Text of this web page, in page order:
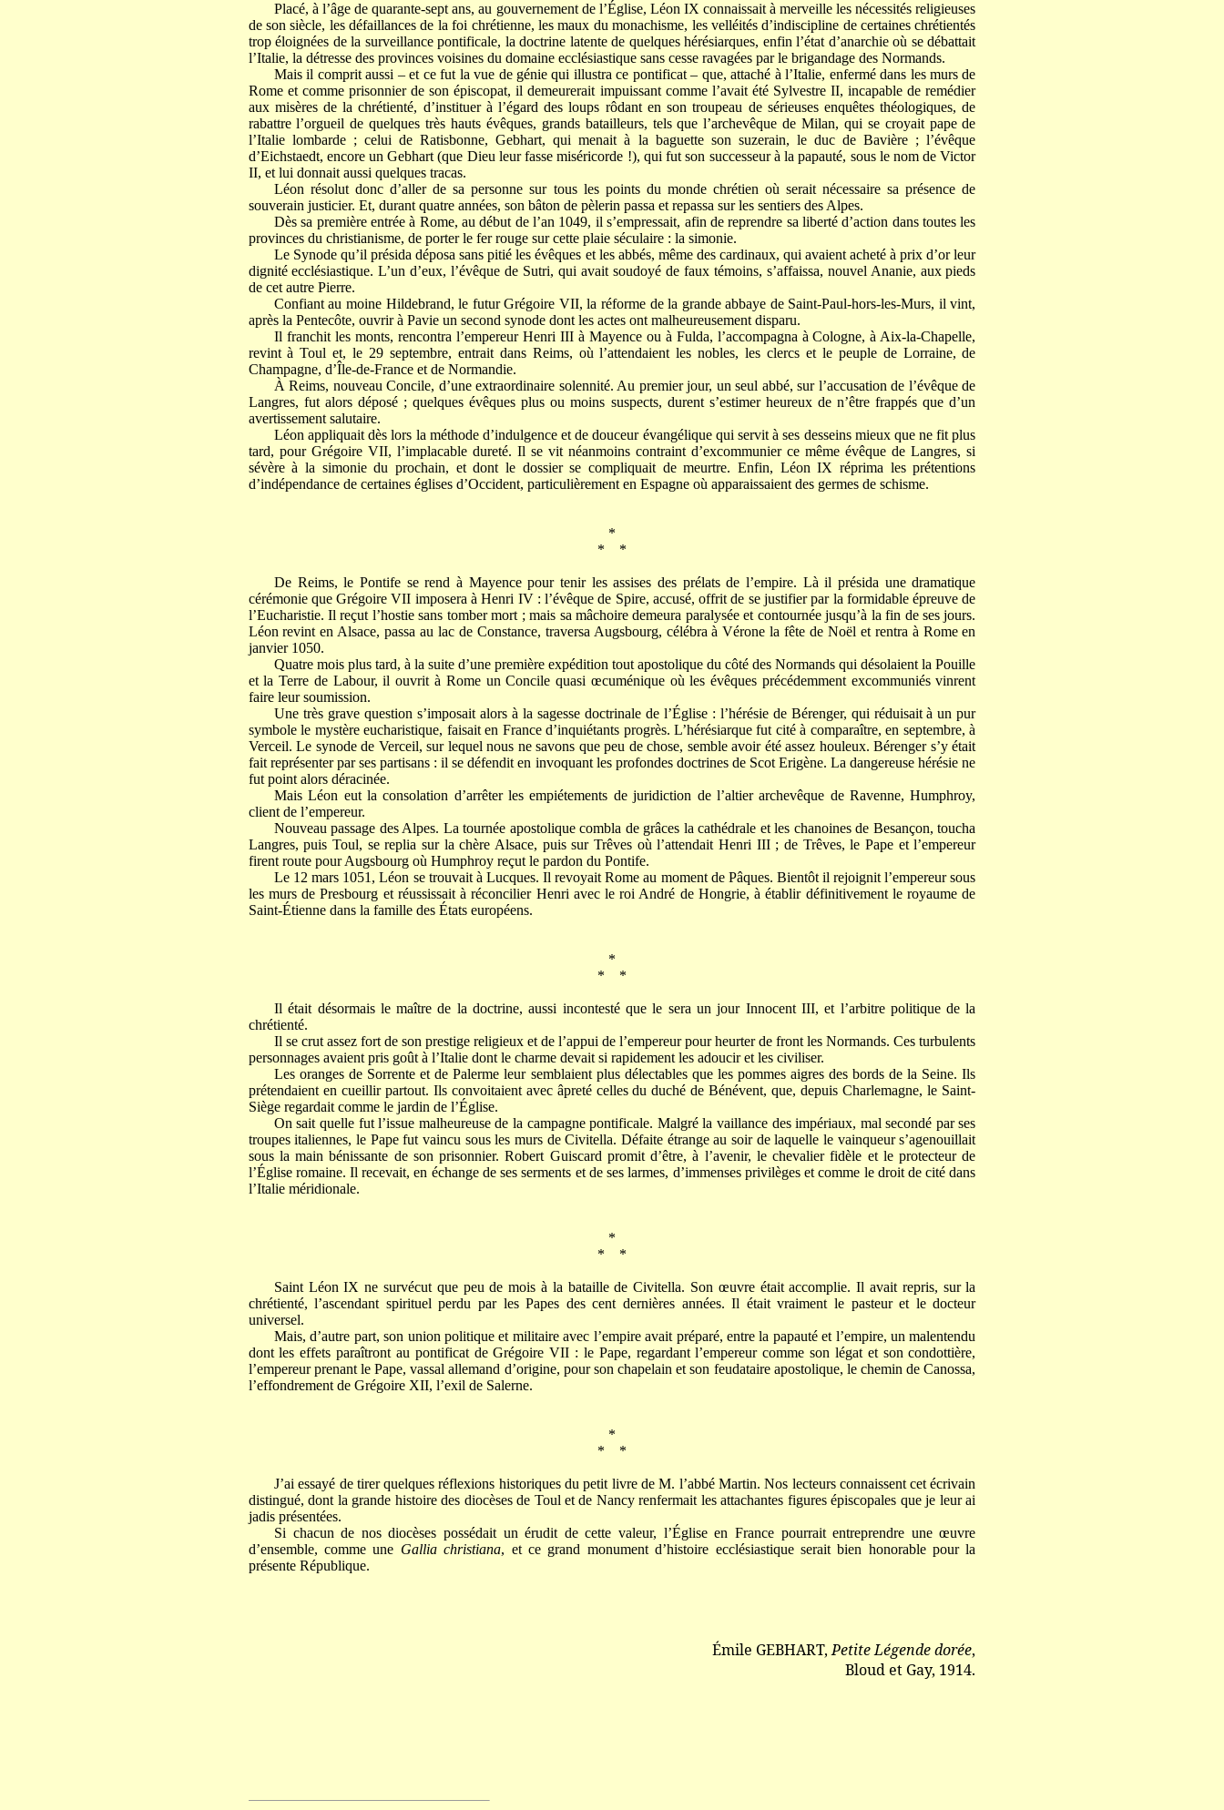
Placé, à l’âge de quarante-sept ans, au gouvernement de l’Église, Léon IX connaissait à merveille les nécessités religieuses
de son siècle, les défaillances de la foi chrétienne, les maux du monachisme, les velléités d’indiscipline de certaines chrétientés
trop éloignées de la surveillance pontificale, la doctrine latente de quelques hérésiarques, enfin l’état d’anarchie où se débattait
l’Italie, la détresse des provinces voisines du domaine ecclésiastique sans cesse ravagées par le brigandage des Normands.
Mais il comprit aussi – et ce fut la vue de génie qui illustra ce pontificat – que, attaché à l’Italie, enfermé dans les murs de
Rome et comme prisonnier de son épiscopat, il demeurerait impuissant comme l’avait été Sylvestre II, incapable de remédier
aux misères de la chrétienté, d’instituer à l’égard des loups rôdant en son troupeau de sérieuses enquêtes théologiques, de
rabattre l’orgueil de quelques très hauts évêques, grands batailleurs, tels que l’archevêque de Milan, qui se croyait pape de
l’Italie lombarde ; celui de Ratisbonne, Gebhart, qui menait à la baguette son suzerain, le duc de Bavière ; l’évêque
d’Eichstaedt, encore un Gebhart (que Dieu leur fasse miséricorde !), qui fut son successeur à la papauté, sous le nom de Victor
II, et lui donnait aussi quelques tracas.
Léon résolut donc d’aller de sa personne sur tous les points du monde chrétien où serait nécessaire sa présence de
souverain justicier. Et, durant quatre années, son bâton de pèlerin passa et repassa sur les sentiers des Alpes.
Dès sa première entrée à Rome, au début de l’an 1049, il s’empressait, afin de reprendre sa liberté d’action dans toutes les
provinces du christianisme, de porter le fer rouge sur cette plaie séculaire : la simonie.
Le Synode qu’il présida déposa sans pitié les évêques et les abbés, même des cardinaux, qui avaient acheté à prix d’or leur
dignité ecclésiastique. L’un d’eux, l’évêque de Sutri, qui avait soudoyé de faux témoins, s’affaissa, nouvel Ananie, aux pieds
de cet autre Pierre.
Confiant au moine Hildebrand, le futur Grégoire VII, la réforme de la grande abbaye de Saint-Paul-hors-les-Murs, il vint,
après la Pentecôte, ouvrir à Pavie un second synode dont les actes ont malheureusement disparu.
Il franchit les monts, rencontra l’empereur Henri III à Mayence ou à Fulda, l’accompagna à Cologne, à Aix-la-Chapelle,
revint à Toul et, le 29 septembre, entrait dans Reims, où l’attendaient les nobles, les clercs et le peuple de Lorraine, de
Champagne, d’Île-de-France et de Normandie.
À Reims, nouveau Concile, d’une extraordinaire solennité. Au premier jour, un seul abbé, sur l’accusation de l’évêque de
Langres, fut alors déposé ; quelques évêques plus ou moins suspects, durent s’estimer heureux de n’être frappés que d’un
avertissement salutaire.
Léon appliquait dès lors la méthode d’indulgence et de douceur évangélique qui servit à ses desseins mieux que ne fit plus
tard, pour Grégoire VII, l’implacable dureté. Il se vit néanmoins contraint d’excommunier ce même évêque de Langres, si
sévère à la simonie du prochain, et dont le dossier se compliquait de meurtre. Enfin, Léon IX réprima les prétentions
d’indépendance de certaines églises d’Occident, particulièrement en Espagne où apparaissaient des germes de schisme.
*
* *
De Reims, le Pontife se rend à Mayence pour tenir les assises des prélats de l’empire. Là il présida une dramatique
cérémonie que Grégoire VII imposera à Henri IV : l’évêque de Spire, accusé, offrit de se justifier par la formidable épreuve de
l’Eucharistie. Il reçut l’hostie sans tomber mort ; mais sa mâchoire demeura paralysée et contournée jusqu’à la fin de ses jours.
Léon revint en Alsace, passa au lac de Constance, traversa Augsbourg, célébra à Vérone la fête de Noël et rentra à Rome en
janvier 1050.
Quatre mois plus tard, à la suite d’une première expédition tout apostolique du côté des Normands qui désolaient la Pouille
et la Terre de Labour, il ouvrit à Rome un Concile quasi œcuménique où les évêques précédemment excommuniés vinrent
faire leur soumission.
Une très grave question s’imposait alors à la sagesse doctrinale de l’Église : l’hérésie de Bérenger, qui réduisait à un pur
symbole le mystère eucharistique, faisait en France d’inquiétants progrès. L’hérésiarque fut cité à comparaître, en septembre, à
Verceil. Le synode de Verceil, sur lequel nous ne savons que peu de chose, semble avoir été assez houleux. Bérenger s’y était
fait représenter par ses partisans : il se défendit en invoquant les profondes doctrines de Scot Erigène. La dangereuse hérésie ne
fut point alors déracinée.
Mais Léon eut la consolation d’arrêter les empiétements de juridiction de l’altier archevêque de Ravenne, Humphroy,
client de l’empereur.
Nouveau passage des Alpes. La tournée apostolique combla de grâces la cathédrale et les chanoines de Besançon, toucha
Langres, puis Toul, se replia sur la chère Alsace, puis sur Trêves où l’attendait Henri III ; de Trêves, le Pape et l’empereur
firent route pour Augsbourg où Humphroy reçut le pardon du Pontife.
Le 12 mars 1051, Léon se trouvait à Lucques. Il revoyait Rome au moment de Pâques. Bientôt il rejoignit l’empereur sous
les murs de Presbourg et réussissait à réconcilier Henri avec le roi André de Hongrie, à établir définitivement le royaume de
Saint-Étienne dans la famille des États européens.
*
* *
Il était désormais le maître de la doctrine, aussi incontesté que le sera un jour Innocent III, et l’arbitre politique de la
chrétienté.
Il se crut assez fort de son prestige religieux et de l’appui de l’empereur pour heurter de front les Normands. Ces turbulents
personnages avaient pris goût à l’Italie dont le charme devait si rapidement les adoucir et les civiliser.
Les oranges de Sorrente et de Palerme leur semblaient plus délectables que les pommes aigres des bords de la Seine. Ils
prétendaient en cueillir partout. Ils convoitaient avec âpreté celles du duché de Bénévent, que, depuis Charlemagne, le Saint-
Siège regardait comme le jardin de l’Église.
On sait quelle fut l’issue malheureuse de la campagne pontificale. Malgré la vaillance des impériaux, mal secondé par ses
troupes italiennes, le Pape fut vaincu sous les murs de Civitella. Défaite étrange au soir de laquelle le vainqueur s’agenouillait
sous la main bénissante de son prisonnier. Robert Guiscard promit d’être, à l’avenir, le chevalier fidèle et le protecteur de
l’Église romaine. Il recevait, en échange de ses serments et de ses larmes, d’immenses privilèges et comme le droit de cité dans
l’Italie méridionale.
*
* *
Saint Léon IX ne survécut que peu de mois à la bataille de Civitella. Son œuvre était accomplie. Il avait repris, sur la
chrétienté, l’ascendant spirituel perdu par les Papes des cent dernières années. Il était vraiment le pasteur et le docteur
universel.
Mais, d’autre part, son union politique et militaire avec l’empire avait préparé, entre la papauté et l’empire, un malentendu
dont les effets paraîtront au pontificat de Grégoire VII : le Pape, regardant l’empereur comme son légat et son condottière,
l’empereur prenant le Pape, vassal allemand d’origine, pour son chapelain et son feudataire apostolique, le chemin de Canossa,
l’effondrement de Grégoire XII, l’exil de Salerne.
*
* *
J’ai essayé de tirer quelques réflexions historiques du petit livre de M. l’abbé Martin. Nos lecteurs connaissent cet écrivain
distingué, dont la grande histoire des diocèses de Toul et de Nancy renfermait les attachantes figures épiscopales que je leur ai
jadis présentées.
Si chacun de nos diocèses possédait un érudit de cette valeur, l’Église en France pourrait entreprendre une œuvre
d’ensemble, comme une Gallia christiana, et ce grand monument d’histoire ecclésiastique serait bien honorable pour la
présente République.
Émile GEBHART,Petite Légende dorée,
Bloud et Gay, 1914.